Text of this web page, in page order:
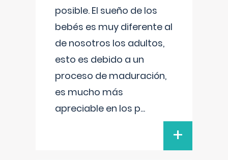
posible. El sueño de los
bebés es muy diferente al
de nosotros los adultos,
esto es debido a un
proceso de maduración,
es mucho más
apreciable en los p...
+